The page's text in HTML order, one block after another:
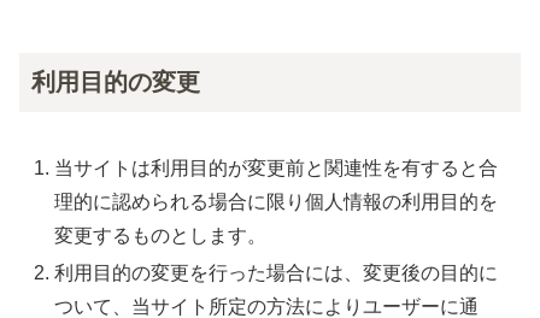
利用目的の変更
当サイトは利用目的が変更前と関連性を有すると合
理的に認められる場合に限り個人情報の利用目的を
変更するものとします。
利用目的の変更を行った場合には、変更後の目的に
ついて、当サイト所定の方法によりユーザーに通